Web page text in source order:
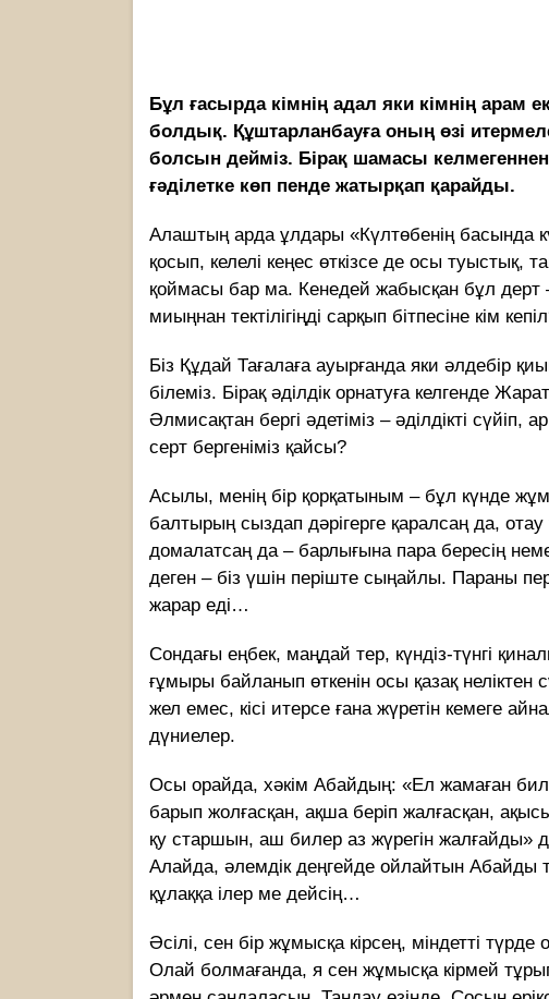
Бұл ғасырда кімнің адал яки кімнің арам
болдық. Құштарланбауға оның өзі
болсын дейміз. Бірақ шамасы келмегеннен
ғәділетке көп пенде жатырқап қарайды.
Алаштың арда ұлдары «Күлтөбенің басында
қосып, келелі кеңес өткізсе де осы
қоймасы бар ма. Кенедей жабысқан бұл дерт
миыңнан тектілігіңді сарқып бітпесіне кім
Біз Құдай Тағалаға ауырғанда яки әлдебір
білеміз. Бірақ әділдік орнатуға келгенде
Әлмисақтан бергі әдетіміз – әділдікті
серт бергеніміз қайсы?
Асылы, менің бір қорқатыным – бұл күнде
балтырың сыздап дәрігерге қаралсаң да, отау
домалатсаң да – барлығына пара бересің
деген – біз үшін періште сыңайлы. Параны
жарар еді…
Сондағы еңбек, маңдай тер, күндіз-түнгі
ғұмыры байланып өткенін осы қазақ неліктен
жел емес, кісі итерсе ғана жүретін кемеге
дүниелер.
Осы орайда, хәкім Абайдың: «Ел жамаған
барып жолғасқан, ақша беріп жалғасқан,
қу старшын, аш билер аз жүрегін жалғайды»
Алайда, әлемдік деңгейде ойлайтын Абайды
құлаққа ілер ме дейсің…
Әсілі, сен бір жұмысқа кірсең, міндетті
Олай болмағанда, я сен жұмысқа кірмей